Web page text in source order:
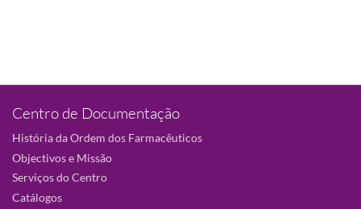
Centro de Documentação
História da Ordem dos Farmacêuticos
Objectivos e Missão
Serviços do Centro
Catálogos